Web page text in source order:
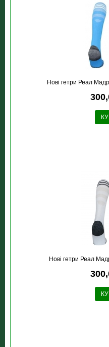
Новi гетри Реал
Новi гетри Реал